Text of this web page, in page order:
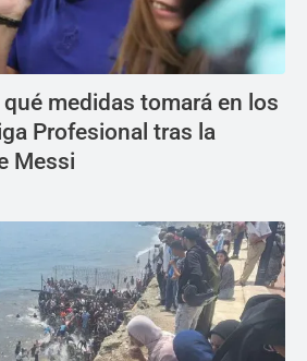
medidas tomará en los
Profesional tras la
Messi